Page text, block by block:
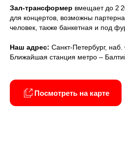
Зал-трансформер вмещает до 2
для концертов, возможны
человек, также банкетная и под
Наш адрес: Санкт-Петербург,
Ближайшая станция метро –
Посмотреть на карте